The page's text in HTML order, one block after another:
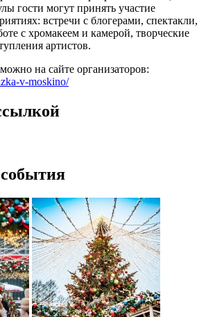
гости могут принять участие
встречи с блогерами, спектакли,
с хромакеем и камерой, творческие
артистов.
на сайте организаторов:
v-moskino/